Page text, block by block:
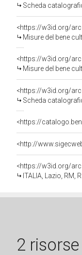
Scheda
<https://w3id.org/
Misure del bene
<https://w3id.org/
Misure del bene
<https://w3id.org/
Scheda
<https://
<http://
<https://w3id.org/
ITALIA, Lazio, RM,
2 risorse